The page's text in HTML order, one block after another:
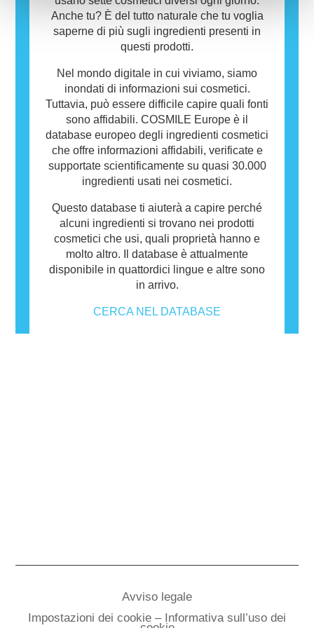
Anche tu? È del tutto naturale che tu voglia
saperne di più sugli ingredienti presenti in
questi prodotti.
Nel mondo digitale in cui viviamo, siamo
inondati di informazioni sui cosmetici.
Tuttavia, può essere difficile capire quali fonti
sono affidabili. COSMILE Europe è il
database europeo degli ingredienti cosmetici
che offre informazioni affidabili, verificate e
supportate scientificamente su quasi 30.000
ingredienti usati nei cosmetici.
Questo database ti aiuterà a capire perché
alcuni ingredienti si trovano nei prodotti
cosmetici che usi, quali proprietà hanno e
molto altro. Il database è attualmente
disponibile in quattordici lingue e altre sono
in arrivo.
CERCA NEL DATABASE
Avviso legale
Impostazioni dei cookie – Informativa sull’uso dei